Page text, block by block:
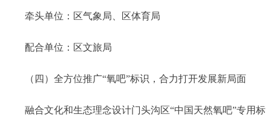
牵头单位：区气象局、区体育局
配合单位：区文旅局
（四）全方位推广“氧吧”标识，合力打开发展新局面
融合文化和生态理念设计门头沟区“中国天然氧吧”专用标